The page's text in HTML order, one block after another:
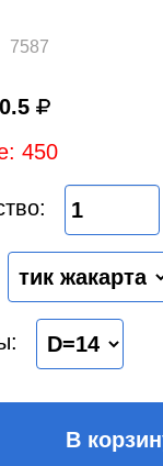
7587
0.5
450
В